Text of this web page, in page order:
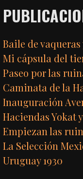
Baile de
Mi cápsula del
Paseo por las
Caminata de la
Inauguración
Haciendas Yokat
Empiezan las
La Selección
Uruguay 1930